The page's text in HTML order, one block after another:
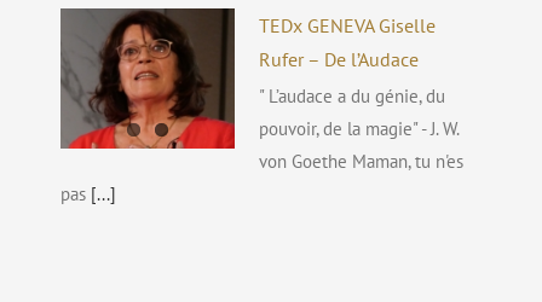
TEDx GENEVA Giselle
Rufer – De l’Audace
" L’audace a du génie, du
pouvoir, de la magie" - J. W.
von Goethe Maman, tu n'es
pas [...]